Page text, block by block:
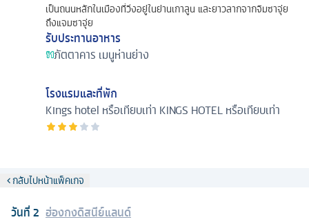
เป็นถนนหลักในเมืองที่วิ่งอยู่ในย่านเกาลูน และยาวลากจากจิมซาจุ่ย
ถึงแจมซาจุ่ย
รับประทานอาหาร
ภัตตาคาร เมนูห่านย่าง
โรงแรมและที่พัก
Kings hotel หรือเทียบเท่า KINGS HOTEL หรือเทียบเท่า
กลับไปหน้าแพ็คเกจ
วันที่2 ฮ่องกงดิสนีย์แลนด์